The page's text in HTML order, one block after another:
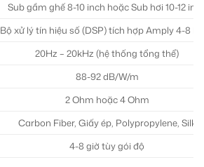
Sub gầm ghế 8-10 inch hoặc Sub hơi 10-12
Bộ xử lý tín hiệu số (DSP) tích hợp Amply 4-8
20Hz – 20kHz (hệ thống tổng thể)
88-92 dB/W/m
2 Ohm hoặc 4 Ohm
Carbon Fiber, Giấy ép, Polypropylene, Silk
4-8 giờ tùy gói độ